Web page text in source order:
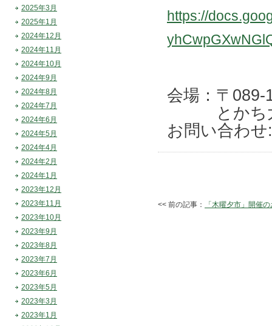
https://
会場：〒
とかち大
お問い合わ
<< 前の記事： 「木曜夕市」開催
2025年3月
2025年1月
2024年12月
2024年11月
2024年10月
2024年9月
2024年8月
2024年7月
2024年6月
2024年5月
2024年4月
2024年2月
2024年1月
2023年12月
2023年11月
2023年10月
2023年9月
2023年8月
2023年7月
2023年6月
2023年5月
2023年3月
2023年1月